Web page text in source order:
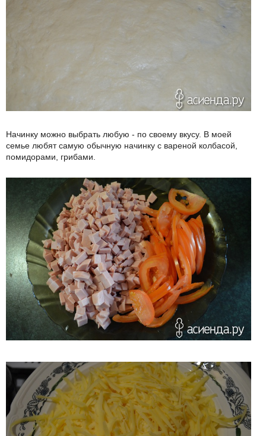
Начинку можно выбрать любую - по своему вкусу. В моей
семье любят самую обычную начинку с вареной колбасой,
помидорами, грибами.